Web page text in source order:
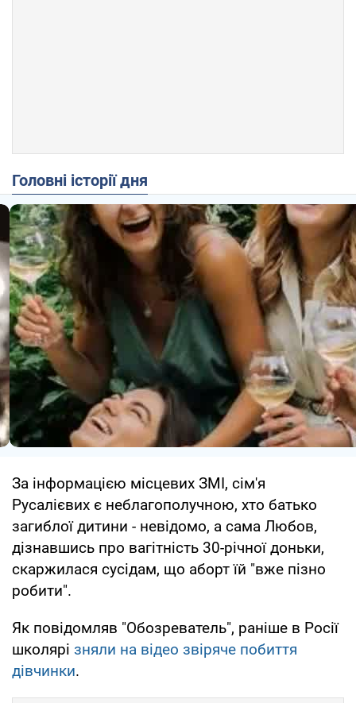
Головні історії дня
За інформацією місцевих ЗМІ, сім'я
Русалієвих є неблагополучною, хто батько
загиблої дитини - невідомо, а сама Любов,
дізнавшись про вагітність 30-річної доньки,
скаржилася сусідам, що аборт їй "вже пізно
робити".
Як повідомляв "Обозреватель", раніше в Росії
школярі зняли на відео звіряче побиття
дівчинки.